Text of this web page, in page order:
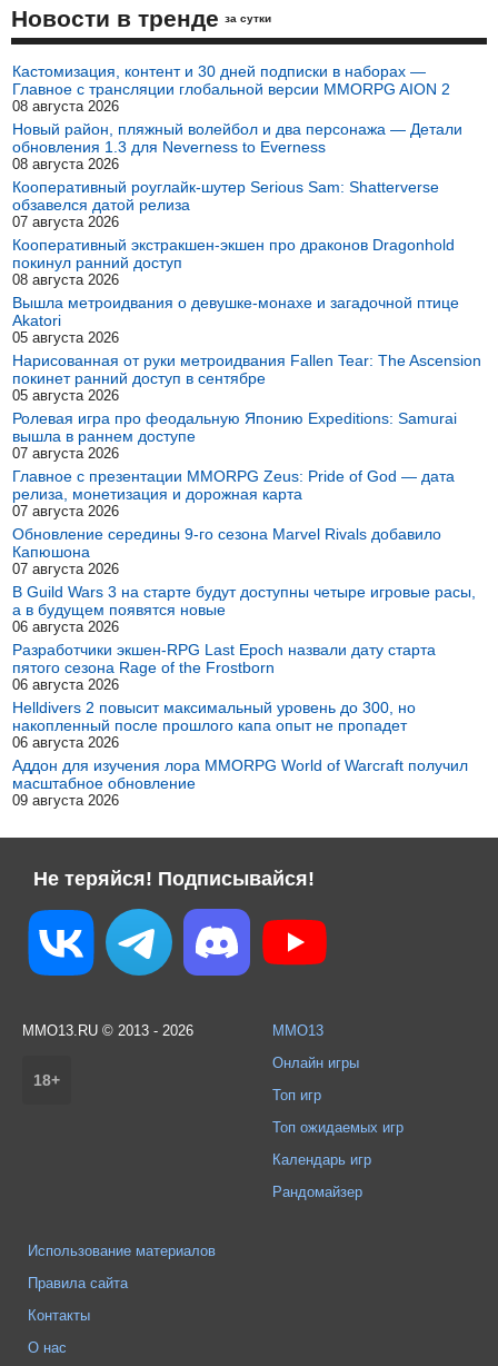
Новости в тренде за сутки
Кастомизация, контент и 30 дней подписки в наборах —
Главное с трансляции глобальной версии MMORPG AION 2
08 августа 2026
Новый район, пляжный волейбол и два персонажа — Детали
обновления 1.3 для Neverness to Everness
08 августа 2026
Кооперативный роуглайк-шутер Serious Sam: Shatterverse
обзавелся датой релиза
07 августа 2026
Кооперативный экстракшен-экшен про драконов Dragonhold
покинул ранний доступ
08 августа 2026
Вышла метроидвания о девушке-монахе и загадочной птице
Akatori
05 августа 2026
Нарисованная от руки метроидвания Fallen Tear: The Ascension
покинет ранний доступ в сентябре
05 августа 2026
Ролевая игра про феодальную Японию Expeditions: Samurai
вышла в раннем доступе
07 августа 2026
Главное с презентации MMORPG Zeus: Pride of God — дата
релиза, монетизация и дорожная карта
07 августа 2026
Обновление середины 9-го сезона Marvel Rivals добавило
Капюшона
07 августа 2026
В Guild Wars 3 на старте будут доступны четыре игровые расы,
а в будущем появятся новые
06 августа 2026
Разработчики экшен-RPG Last Epoch назвали дату старта
пятого сезона Rage of the Frostborn
06 августа 2026
Helldivers 2 повысит максимальный уровень до 300, но
накопленный после прошлого капа опыт не пропадет
06 августа 2026
Аддон для изучения лора MMORPG World of Warcraft получил
масштабное обновление
09 августа 2026
Не теряйся! Подписывайся!
MMO13.RU © 2013 - 2026
18+
MMO13
Онлайн игры
Топ игр
Топ ожидаемых игр
Календарь игр
Рандомайзер
Использование материалов
Правила сайта
Контакты
О нас